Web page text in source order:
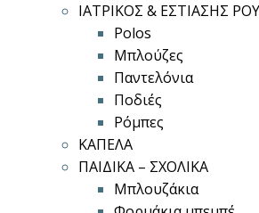
ΙΑΤΡΙΚΟΣ & ΕΣΤΙΑΣΗΣ
Polos
Μπλούζες
Παντελόνια
Ποδιές
Ρόμπες
ΚΑΠΕΛΑ
ΠΑΙΔΙΚΑ – ΣΧΟΛΙΚΑ
Μπλουζάκια